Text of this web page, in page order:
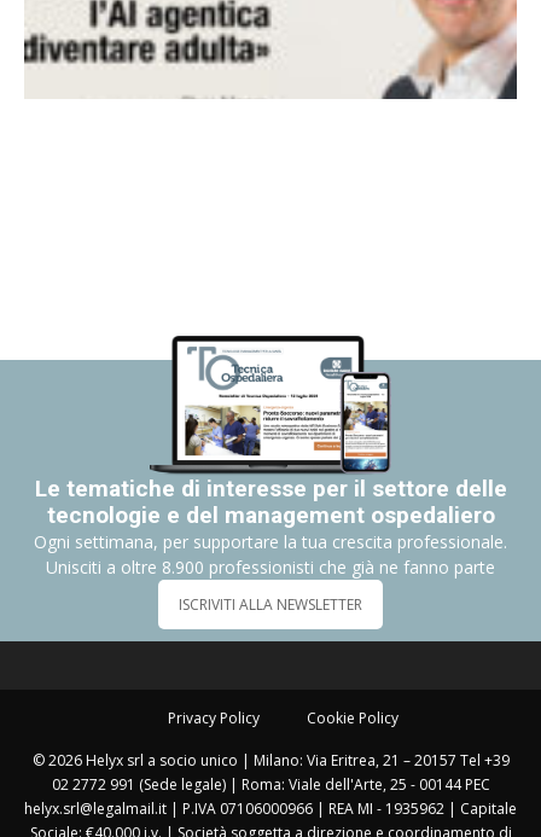
Le tematiche di interesse per il settore delle
tecnologie e del management ospedaliero
Ogni settimana, per supportare la tua crescita professionale.
Unisciti a oltre 8.900 professionisti che già ne fanno parte
ISCRIVITI ALLA NEWSLETTER
Privacy Policy Cookie Policy
© 2026 Helyx srl a socio unico | Milano: Via Eritrea, 21 – 20157 Tel +39
02 2772 991 (Sede legale) | Roma: Viale dell'Arte, 25 - 00144 PEC
helyx.srl@legalmail.it | P.IVA 07106000966 | REA MI - 1935962 | Capitale
Sociale: €40.000 i.v. | Società soggetta a direzione e coordinamento di